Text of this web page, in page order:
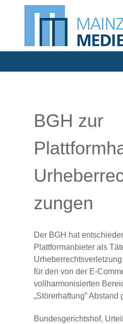
BGH zur
zungen
Der BGH hat
Plattformanbieter als
für den von der E-
vollharmonisierten
„Störerhaftung” Abstand
Bundesgerichtshof,